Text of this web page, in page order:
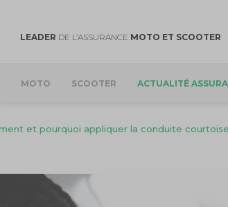
LEADER DE L’ASSURANCE MOTO ET SCOOTER
MOTO SCOOTER ACTUALITÉ
et pourquoi appliquer la conduite